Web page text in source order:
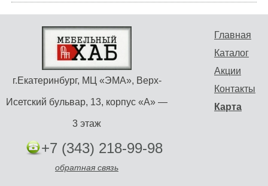
Главная
Каталог
Акции
Контакты
Карта
г.Екатеринбург, МЦ «ЭМА», Верх-
Исетский бульвар, 13, корпус «А» —
3 этаж
+7 (343) 218-99-98
обратная связь